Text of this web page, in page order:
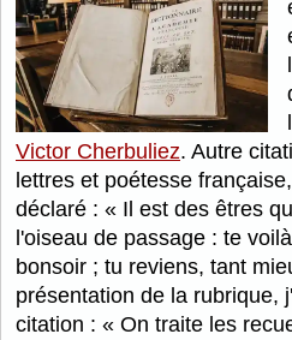
Victor Cherbuliez. Autre
lettres et poétesse française,
déclaré :
Il est des êtres
l'oiseau de passage : te
bonsoir ; tu reviens, tant
présentation de la rubrique,
citation :
On traite les